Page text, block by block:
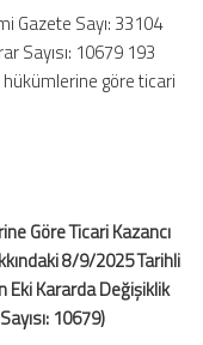
Gazete Sayı: 33104
Sayısı: 10679 193
hükümlerine göre ticari
Göre Ticari Kazancı
8/9/2025 Tarihli
Eki Kararda Değişiklik
10679)